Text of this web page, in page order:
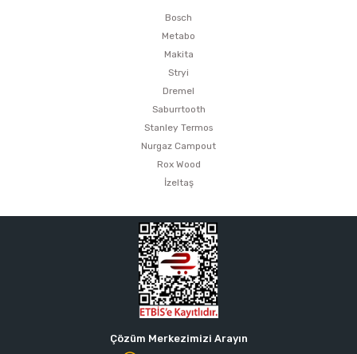
Bosch
Metabo
Makita
Stryi
Dremel
Saburrtooth
Stanley Termos
Nurgaz Campout
Rox Wood
İzeltaş
Çözüm Merkezimizi Arayın